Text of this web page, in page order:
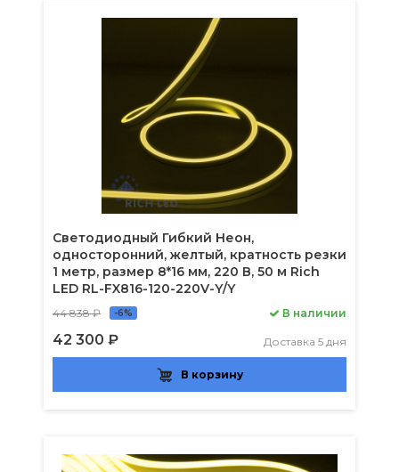
Светодиодный Гибкий Неон,
односторонний, желтый, кратность резки
1 метр, размер 8*16 мм, 220 В, 50 м Rich
LED RL-FX816-120-220V-Y/Y
44 838 ₽ -6%
42 300 ₽
В наличии
Доставка 5 дня
В корзину